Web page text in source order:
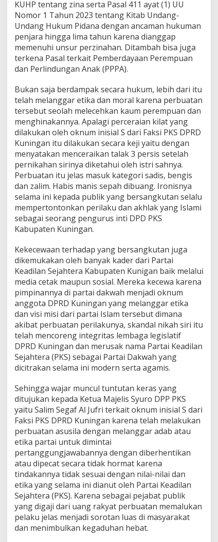
KUHP tentang zina serta Pasal 411 ayat (1) UU
Nomor 1 Tahun 2023 tentang Kitab Undang-
Undang Hukum Pidana dengan ancaman hukuman
penjara hingga lima tahun karena dianggap
memenuhi unsur perzinahan. Ditambah bisa juga
terkena Pasal terkait Pemberdayaan Perempuan
dan Perlindungan Anak (PPPA).
Bukan saja berdampak secara hukum, lebih dari itu
telah melanggar etika dan moral karena perbuatan
tersebut seolah melecehkan kaum perempuan dan
menghinakannya. Apalagi perceraian kilat yang
dilakukan oleh oknum inisial S dari Faksi PKS DPRD
Kuningan itu dilakukan secara keji yaitu dengan
menyatakan menceraikan talak 3 persis setelah
pernikahan sirinya diketahui oleh istri sahnya.
Perbuatan itu jelas masuk kategori sadis, bengis
dan zalim. Habis manis sepah dibuang. Ironisnya
selama ini kepada publik yang bersangkutan selalu
mempertontonkan perilaku dan akhlak yang Islami
sebagai seorang pengurus inti DPD PKS
Kabupaten Kuningan.
Kekecewaan terhadap yang bersangkutan juga
dikemukakan oleh banyak kader dari Partai
Keadilan Sejahtera Kabupaten Kunigan baik melalui
media cetak maupun sosial. Mereka kecewa karena
pimpinannya di partai dakwah menjadi oknum
anggota DPRD Kuningan yang melanggar etika
dan visi misi dari partai Islam tersebut dimana
akibat perbuatan perilakunya, skandal nikah siri itu
telah mencoreng integritas lembaga legislatif
DPRD Kuningan dan merusak nama Partai Keadilan
Sejahtera (PKS) sebagai Partai Dakwah yang
dicitrakan selama ini modern serta agamis.
Sehingga wajar muncul tuntutan keras yang
ditujukan kepada Ketua Majelis Syuro DPP PKS
yaitu Salim Segaf Al Jufri terkait oknum inisial S dari
Faksi PKS DPRD Kuningan karena telah melakukan
perbuatan asusila dengan melanggar adab atau
etika partai untuk dimintai
pertanggungjawabannya dengan diberhentikan
atau dipecat secara tidak hormat karena
tindakannya tidak sesuai dengan nilai-nilai dan
etika yang selama ini dianut oleh Partai Keadilan
Sejahtera (PKS). Karena sebagai pejabat publik
yang digaji dari uang rakyat perbuatan memalukan
pelaku jelas menjadi sorotan luas di masyarakat
dan menimbulkan kegaduhan hebat.